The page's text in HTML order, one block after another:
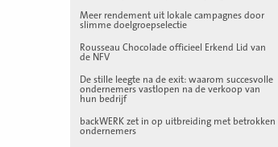
Meer rendement uit lokale campagnes door
slimme doelgroepselectie
Rousseau Chocolade officieel Erkend Lid van
de NFV
De stille leegte na de exit: waarom succesvolle
ondernemers vastlopen na de verkoop van
hun bedrijf
backWERK zet in op uitbreiding met betrokken
ondernemers